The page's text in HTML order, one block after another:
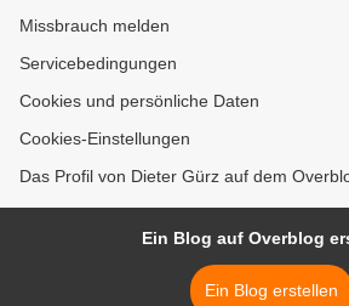
Missbrauch melden
Servicebedingungen
Cookies und persönliche Daten
Cookies-Einstellungen
Das Profil von Dieter Gürz auf dem
Ein Blog auf Overblog
Ein Blog erstellen